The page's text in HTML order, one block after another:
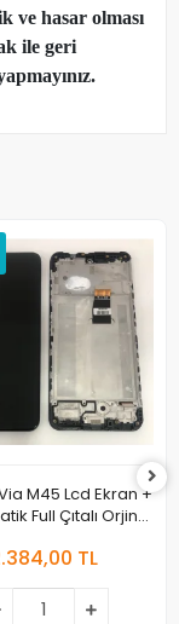
ve hasar olması
ile geri
M45 Lcd Ekran +
Full Çıtalı Orjinal
TL